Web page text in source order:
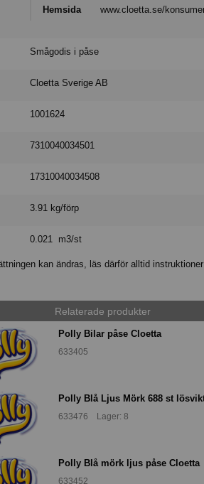
Hemsida
www.cloetta.se/
Smågodis i påse
Cloetta Sverige AB
1001624
7310040034501
17310040034508
3.91 kg/förp
0.021 m3/st
kan ändras, läs därför alltid
Relaterade produkter
Polly Bilar påse Cloetta
633405
Polly Blå Ljus Mörk 688 st
633476 Lager: 8
Polly Blå mörk ljus påse Cloetta
633452